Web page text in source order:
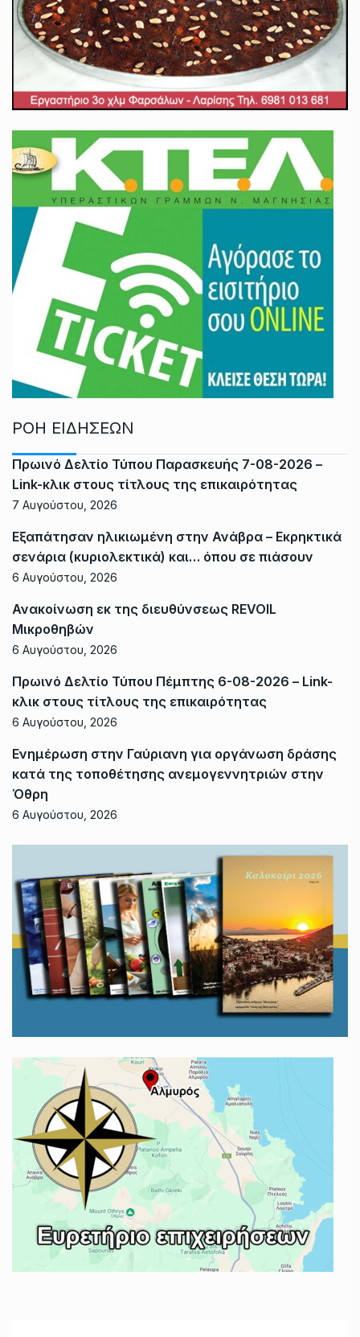
ΡΟΗ ΕΙΔΗΣΕΩΝ
Πρωινό Δελτίο Τύπου Παρασκευής 7-08-2026 –
Link-κλικ στους τίτλους της επικαιρότητας
7 Αυγούστου, 2026
Εξαπάτησαν ηλικιωμένη στην Ανάβρα – Εκρηκτικά
σενάρια (κυριολεκτικά) και… όπου σε πιάσουν
6 Αυγούστου, 2026
Ανακοίνωση εκ της διευθύνσεως REVOIL
Μικροθηβών
6 Αυγούστου, 2026
Πρωινό Δελτίο Τύπου Πέμπτης 6-08-2026 – Link-
κλικ στους τίτλους της επικαιρότητας
6 Αυγούστου, 2026
Ενημέρωση στην Γαύριανη για οργάνωση δράσης
κατά της τοποθέτησης ανεμογεννητριών στην
Όθρη
6 Αυγούστου, 2026